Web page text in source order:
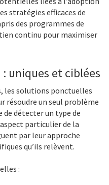
stratégies efficaces de
des programmes de
continu pour maximiser
uniques et ciblées
les solutions ponctuelles
résoudre un seul problème
de détecter un type de
particulier de la
par leur approche
qu’ils relèvent.
: